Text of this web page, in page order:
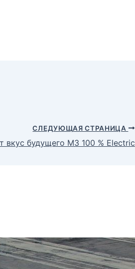
СЛЕДУЮЩАЯ СТРАНИЦА
вкус будущего M3 100 % Electric